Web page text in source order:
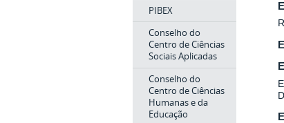
PIBEX
Conselho do
Centro de Ciências
Sociais Aplicadas
Conselho do
Centro de Ciências
Humanas e da
Educação